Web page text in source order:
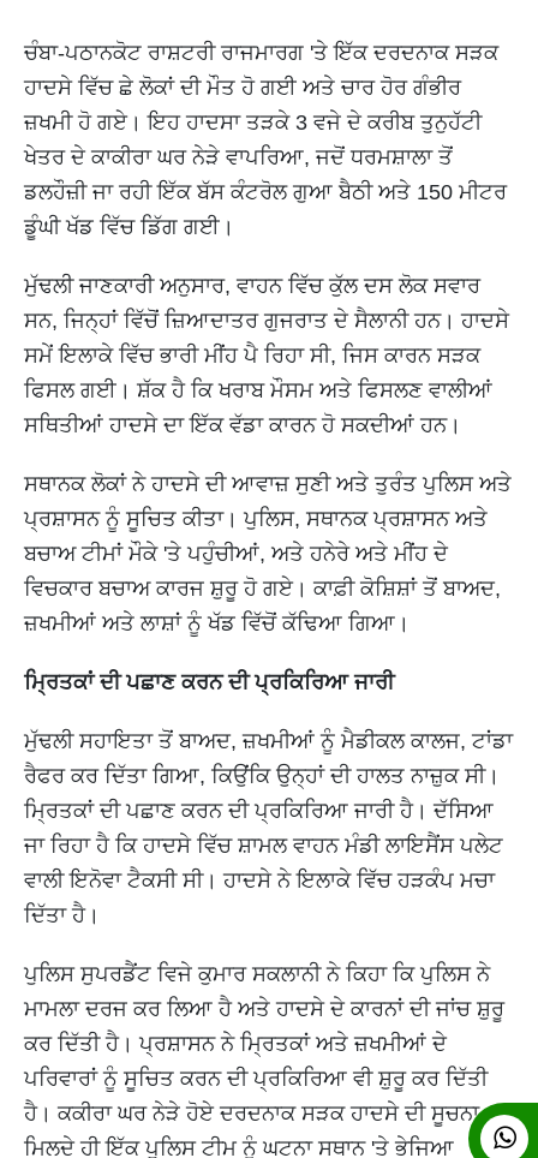
ਚੰਬਾ-ਪਠਾਨਕੋਟ ਰਾਸ਼ਟਰੀ ਰਾਜਮਾਰਗ 'ਤੇ ਇੱਕ ਦਰਦਨਾਕ ਸੜਕ
ਹਾਦਸੇ ਵਿੱਚ ਛੇ ਲੋਕਾਂ ਦੀ ਮੌਤ ਹੋ ਗਈ ਅਤੇ ਚਾਰ ਹੋਰ ਗੰਭੀਰ
ਜ਼ਖਮੀ ਹੋ ਗਏ। ਇਹ ਹਾਦਸਾ ਤੜਕੇ 3 ਵਜੇ ਦੇ ਕਰੀਬ ਤੁਨੁਹੱਟੀ
ਖੇਤਰ ਦੇ ਕਾਕੀਰਾ ਘਰ ਨੇੜੇ ਵਾਪਰਿਆ, ਜਦੋਂ ਧਰਮਸ਼ਾਲਾ ਤੋਂ
ਡਲਹੌਜ਼ੀ ਜਾ ਰਹੀ ਇੱਕ ਬੱਸ ਕੰਟਰੋਲ ਗੁਆ ਬੈਠੀ ਅਤੇ 150 ਮੀਟਰ
ਡੂੰਘੀ ਖੱਡ ਵਿੱਚ ਡਿੱਗ ਗਈ।
ਮੁੱਢਲੀ ਜਾਣਕਾਰੀ ਅਨੁਸਾਰ, ਵਾਹਨ ਵਿੱਚ ਕੁੱਲ ਦਸ ਲੋਕ ਸਵਾਰ
ਸਨ, ਜਿਨ੍ਹਾਂ ਵਿੱਚੋਂ ਜ਼ਿਆਦਾਤਰ ਗੁਜਰਾਤ ਦੇ ਸੈਲਾਨੀ ਹਨ। ਹਾਦਸੇ
ਸਮੇਂ ਇਲਾਕੇ ਵਿੱਚ ਭਾਰੀ ਮੀਂਹ ਪੈ ਰਿਹਾ ਸੀ, ਜਿਸ ਕਾਰਨ ਸੜਕ
ਫਿਸਲ ਗਈ। ਸ਼ੱਕ ਹੈ ਕਿ ਖਰਾਬ ਮੌਸਮ ਅਤੇ ਫਿਸਲਣ ਵਾਲੀਆਂ
ਸਥਿਤੀਆਂ ਹਾਦਸੇ ਦਾ ਇੱਕ ਵੱਡਾ ਕਾਰਨ ਹੋ ਸਕਦੀਆਂ ਹਨ।
ਸਥਾਨਕ ਲੋਕਾਂ ਨੇ ਹਾਦਸੇ ਦੀ ਆਵਾਜ਼ ਸੁਣੀ ਅਤੇ ਤੁਰੰਤ ਪੁਲਿਸ ਅਤੇ
ਪ੍ਰਸ਼ਾਸਨ ਨੂੰ ਸੂਚਿਤ ਕੀਤਾ। ਪੁਲਿਸ, ਸਥਾਨਕ ਪ੍ਰਸ਼ਾਸਨ ਅਤੇ
ਬਚਾਅ ਟੀਮਾਂ ਮੌਕੇ 'ਤੇ ਪਹੁੰਚੀਆਂ, ਅਤੇ ਹਨੇਰੇ ਅਤੇ ਮੀਂਹ ਦੇ
ਵਿਚਕਾਰ ਬਚਾਅ ਕਾਰਜ ਸ਼ੁਰੂ ਹੋ ਗਏ। ਕਾਫ਼ੀ ਕੋਸ਼ਿਸ਼ਾਂ ਤੋਂ ਬਾਅਦ,
ਜ਼ਖਮੀਆਂ ਅਤੇ ਲਾਸ਼ਾਂ ਨੂੰ ਖੱਡ ਵਿੱਚੋਂ ਕੱਢਿਆ ਗਿਆ।
ਮ੍ਰਿਤਕਾਂ ਦੀ ਪਛਾਣ ਕਰਨ ਦੀ ਪ੍ਰਕਿਰਿਆ ਜਾਰੀ
ਮੁੱਢਲੀ ਸਹਾਇਤਾ ਤੋਂ ਬਾਅਦ, ਜ਼ਖਮੀਆਂ ਨੂੰ ਮੈਡੀਕਲ ਕਾਲਜ, ਟਾਂਡਾ
ਰੈਫਰ ਕਰ ਦਿੱਤਾ ਗਿਆ, ਕਿਉਂਕਿ ਉਨ੍ਹਾਂ ਦੀ ਹਾਲਤ ਨਾਜ਼ੁਕ ਸੀ।
ਮ੍ਰਿਤਕਾਂ ਦੀ ਪਛਾਣ ਕਰਨ ਦੀ ਪ੍ਰਕਿਰਿਆ ਜਾਰੀ ਹੈ। ਦੱਸਿਆ
ਜਾ ਰਿਹਾ ਹੈ ਕਿ ਹਾਦਸੇ ਵਿੱਚ ਸ਼ਾਮਲ ਵਾਹਨ ਮੰਡੀ ਲਾਇਸੈਂਸ ਪਲੇਟ
ਵਾਲੀ ਇਨੋਵਾ ਟੈਕਸੀ ਸੀ। ਹਾਦਸੇ ਨੇ ਇਲਾਕੇ ਵਿੱਚ ਹੜਕੰਪ ਮਚਾ
ਦਿੱਤਾ ਹੈ।
ਪੁਲਿਸ ਸੁਪਰਡੈਂਟ ਵਿਜੇ ਕੁਮਾਰ ਸਕਲਾਨੀ ਨੇ ਕਿਹਾ ਕਿ ਪੁਲਿਸ ਨੇ
ਮਾਮਲਾ ਦਰਜ ਕਰ ਲਿਆ ਹੈ ਅਤੇ ਹਾਦਸੇ ਦੇ ਕਾਰਨਾਂ ਦੀ ਜਾਂਚ ਸ਼ੁਰੂ
ਕਰ ਦਿੱਤੀ ਹੈ। ਪ੍ਰਸ਼ਾਸਨ ਨੇ ਮ੍ਰਿਤਕਾਂ ਅਤੇ ਜ਼ਖਮੀਆਂ ਦੇ
ਪਰਿਵਾਰਾਂ ਨੂੰ ਸੂਚਿਤ ਕਰਨ ਦੀ ਪ੍ਰਕਿਰਿਆ ਵੀ ਸ਼ੁਰੂ ਕਰ ਦਿੱਤੀ
ਹੈ। ਕਕੀਰਾ ਘਰ ਨੇੜੇ ਹੋਏ ਦਰਦਨਾਕ ਸੜਕ ਹਾਦਸੇ ਦੀ ਸੂਚਨਾ
ਮਿਲਦੇ ਹੀ ਇੱਕ ਪੁਲਿਸ ਟੀਮ ਨੂੰ ਘਟਨਾ ਸਥਾਨ 'ਤੇ ਭੇਜਿਆ